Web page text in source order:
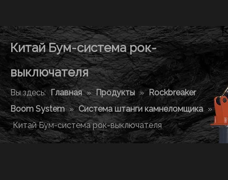
Китай Бум-система рок-
выключателя
Вы здесь: Главная » Продукты » Rockbreaker
Boom System » Система штанги камнеломщика »
Китай Бум-система рок-выключателя